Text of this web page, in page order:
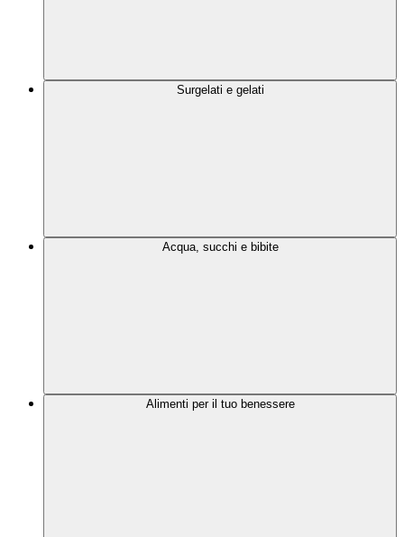
Surgelati e gelati
Acqua, succhi e bibite
Alimenti per il tuo benessere